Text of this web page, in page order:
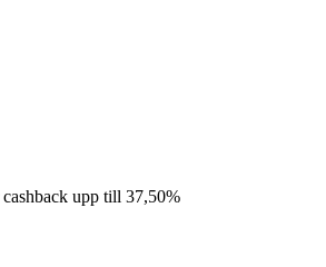
upp till 37,50%